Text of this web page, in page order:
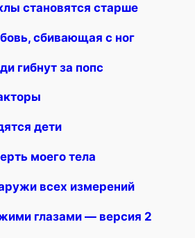
становятся старше
сбивающая с ног
гибнут за попс
дети
моего тела
всех измерений
глазами — версия 2